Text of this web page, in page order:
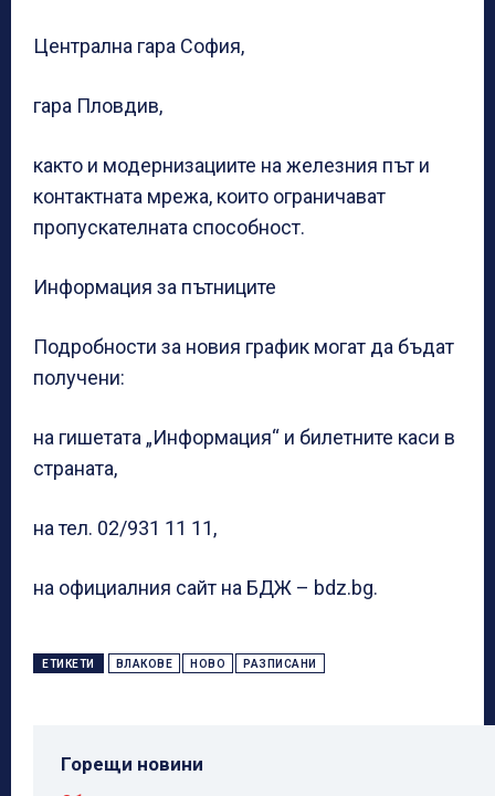
Централна гара София,
гара Пловдив,
както и модернизациите на железния път и
контактната мрежа, които ограничават
пропускателната способност.
Информация за пътниците
Подробности за новия график могат да бъдат
получени:
на гишетата „Информация“ и билетните каси в
страната,
на тел. 02/931 11 11,
на официалния сайт на БДЖ – bdz.bg.
ЕТИКЕТИ ВЛАКОВЕ НОВО РАЗПИСАНИ
Горещи новини